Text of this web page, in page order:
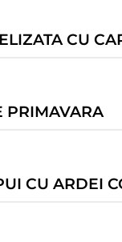
CU
PRIMAVARA
CU ARDEI